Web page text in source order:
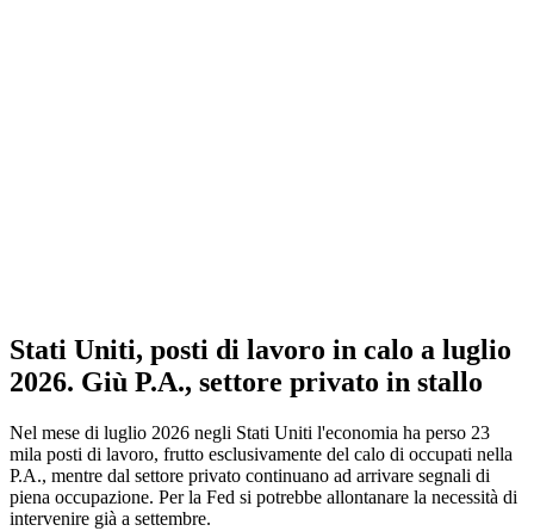
Stati Uniti, posti di lavoro in calo a luglio
2026. Giù P.A., settore privato in stallo
Nel mese di luglio 2026 negli Stati Uniti l'economia ha perso 23
mila posti di lavoro, frutto esclusivamente del calo di occupati nella
P.A., mentre dal settore privato continuano ad arrivare segnali di
piena occupazione. Per la Fed si potrebbe allontanare la necessità di
intervenire già a settembre.